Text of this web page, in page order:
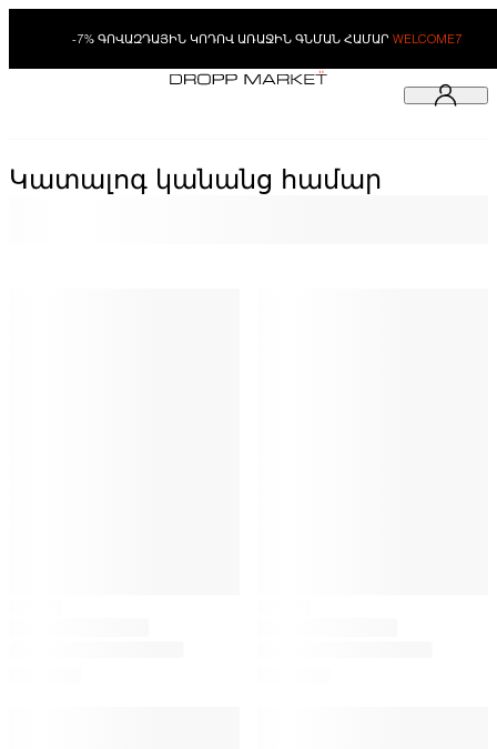
-7% ԳՈՎԱԶԴԱՅԻՆ ԿՈԴՈՎ ԱՌԱՋԻՆ ԳՆՄԱՆ ՀԱՄԱՐ WELCOME7
Կատալոգ կանանց համար